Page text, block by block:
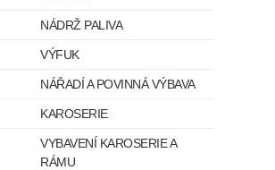
NÁDRŽ PALIVA
VÝFUK
NÁŘADÍ A POVINNÁ VÝBAVA
KAROSERIE
VYBAVENÍ KAROSERIE A
RÁMU